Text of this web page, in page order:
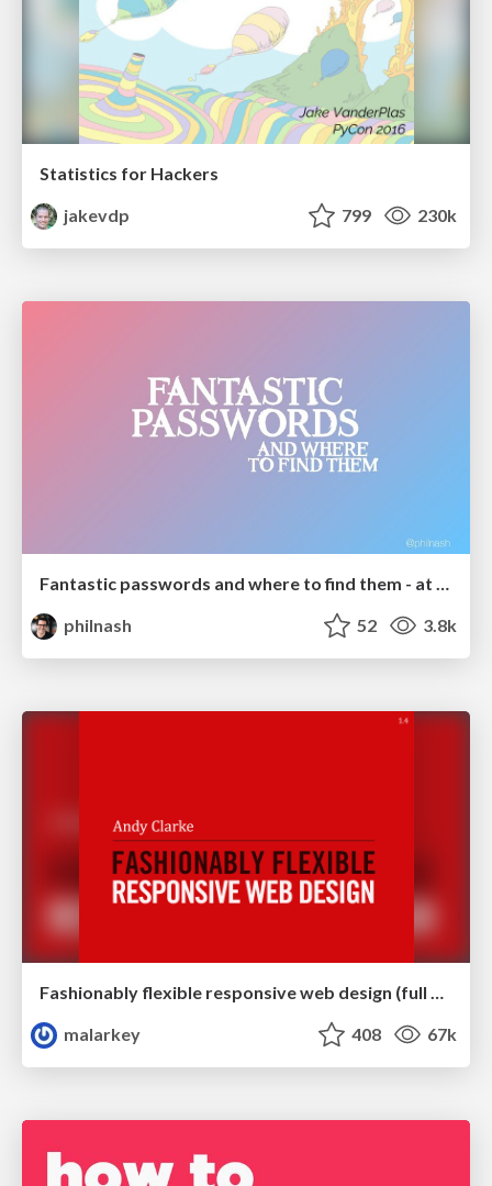
Statistics for Hackers
jakevdp
799 230k
Fantastic passwords and where to find them - at NoRuKo
philnash
52 3.8k
Fashionably flexible responsive web design (full day workshop)
malarkey
408 67k